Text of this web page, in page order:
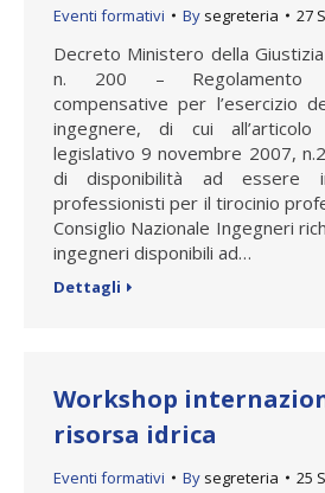
Eventi formativi By segreteria 27
Decreto Ministero della
n. 200 – Regolamento
compensative per l’esercizio
ingegnere, di cui
legislativo 9 novembre 2007,
di disponibilità ad essere
professionisti per il tirocinio
Consiglio Nazionale Ingegneri
ingegneri disponibili ad…
Dettagli
Workshop
risorsa idrica
Eventi formativi By segreteria 25